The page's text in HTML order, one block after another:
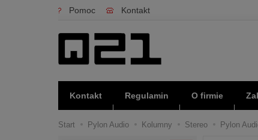
Pomoc Kontakt
Kontakt Regulamin O firmie
Start Pylon Audio Kolumny Stereo Pylon